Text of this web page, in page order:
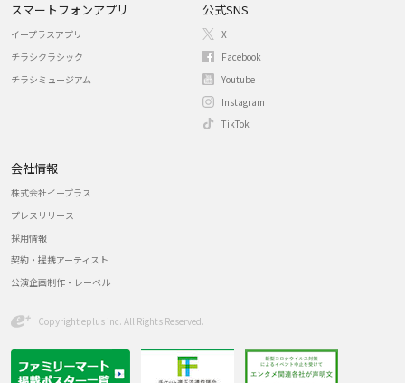
スマートフォンアプリ
イープラスアプリ
チラシクラシック
チラシミュージアム
公式SNS
X
Facebook
Youtube
Instagram
TikTok
会社情報
株式会社イープラス
プレスリリース
採用情報
契約・提携アーティスト
公演企画制作・レーベル
Copyright eplus inc. All Rights Reserved.